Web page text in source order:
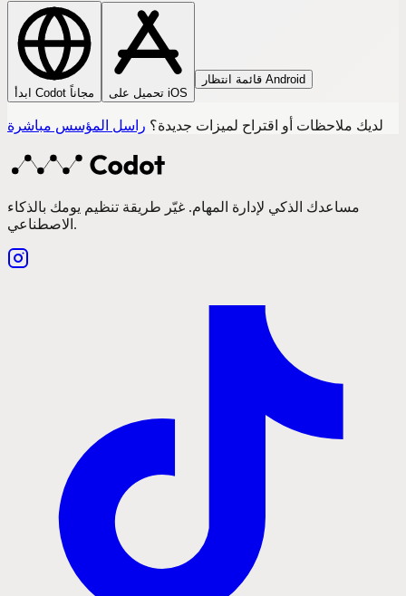
ابدأ Codot مجاناً تحميل على iOS
قائمة انتظار Android
لديك ملاحظات أو اقتراح لميزات جديدة؟ راسل المؤسس مباشرة
مساعدك الذكي لإدارة المهام. غيّر طريقة تنظيم يومك بالذكاء
الاصطناعي.